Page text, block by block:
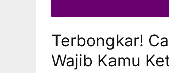
Terbongkar!
Wajib Kamu